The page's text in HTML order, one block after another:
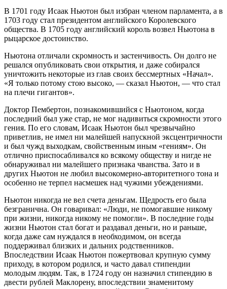
В 1701 году Исаак Ньютон был избран членом парламента, а в
1703 году стал президентом английского Королевского
общества. В 1705 году английский король возвел Ньютона в
рыцарское достоинство.
Ньютона отличали скромность и застенчивость. Он долго не
решался опубликовать свои открытия, и даже собирался
уничтожить некоторые из глав своих бессмертных «Начал».
«Я только потому стою высоко, — сказал Ньютон, — что стал
на плечи гигантов».
Доктор Пембертон, познакомившийся с Ньютоном, когда
последний был уже стар, не мог надивиться скромности этого
гения. По его словам, Исаак Ньютон был чрезвычайно
приветлив, не имел ни малейшей напускной эксцентричности
и был чужд выходкам, свойственным иным «гениям». Он
отлично приспосабливался ко всякому обществу и нигде не
обнаруживал ни малейшего признака чванства. Зато и в
других Ньютон не любил высокомерно-авторитетного тона и
особенно не терпел насмешек над чужими убеждениями.
Ньютон никогда не вел счета деньгам. Щедрость его была
безгранична. Он говаривал: «Люди, не помогавшие никому
при жизни, никогда никому не помогли». В последние годы
жизни Ньютон стал богат и раздавал деньги, но и раньше,
когда даже сам нуждался в необходимом, он всегда
поддерживал близких и дальних родственников.
Впоследствии Исаак Ньютон пожертвовал крупную сумму
приходу, в котором родился, и часто давал стипендии
молодым людям. Так, в 1724 году он назначил стипендию в
двести рублей Маклорену, впоследствии знаменитому